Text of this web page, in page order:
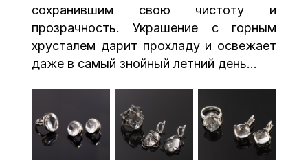
сохранившим свою чистоту и
прозрачность. Украшение с горным
хрусталем дарит прохладу и освежает
даже в самый знойный летний день...